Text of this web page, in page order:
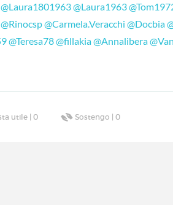
@Laura1801963@Laura1963
@Rinocsp@Carmela.Veracchi @Docbia
@Teresa78@fillakia@Annalibera
utile |0 Sostengo |0